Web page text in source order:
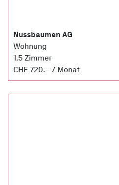
Nussbaumen AG
Wohnung
1.5 Zimmer
CHF 720.– / Monat